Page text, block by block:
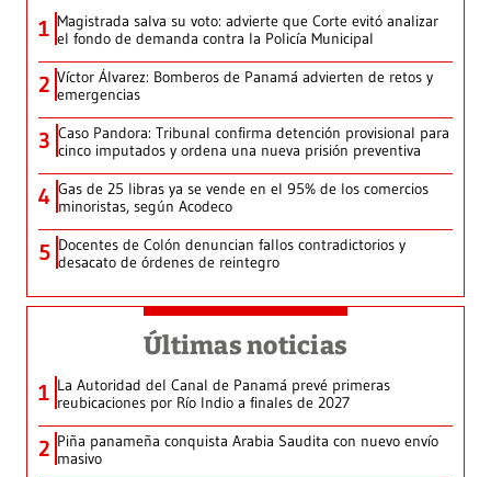
1 Magistrada salva su voto: advierte que Corte evitó analizar
el fondo de demanda contra la Policía Municipal
2 Víctor Álvarez: Bomberos de Panamá advierten de retos y
emergencias
3 Caso Pandora: Tribunal confirma detención provisional para
cinco imputados y ordena una nueva prisión preventiva
4 Gas de 25 libras ya se vende en el 95% de los comercios
minoristas, según Acodeco
5 Docentes de Colón denuncian fallos contradictorios y
desacato de órdenes de reintegro
Últimas noticias
1 La Autoridad del Canal de Panamá prevé primeras
reubicaciones por Río Indio a finales de 2027
2 Piña panameña conquista Arabia Saudita con nuevo envío
masivo